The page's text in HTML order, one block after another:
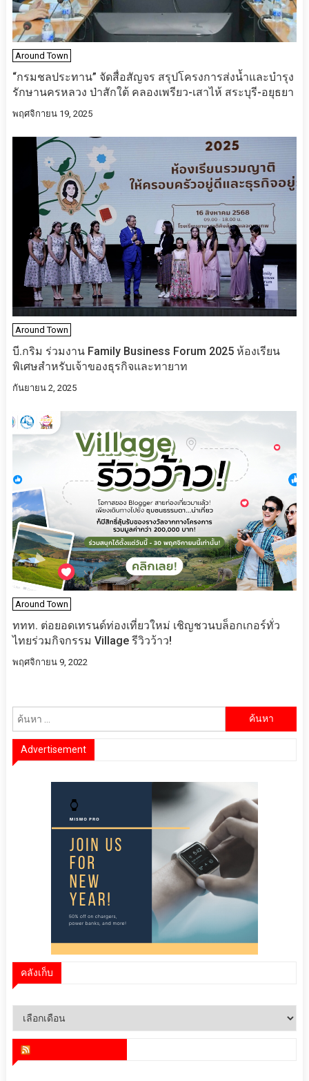
Around Town
“กรมชลประทาน” จัดสื่อสัญจร สรุปโครงการส่งน้ำและบำรุง
รักษานครหลวง ป่าสักใต้ คลองเพรียว-เสาไห้ สระบุรี-อยุธยา
พฤศจิกายน 19, 2025
Around Town
บี.กริม ร่วมงาน Family Business Forum 2025 ห้องเรียน
พิเศษสำหรับเจ้าของธุรกิจและทายาท
กันยายน 2, 2025
Around Town
ททท. ต่อยอดเทรนด์ท่องเที่ยวใหม่ เชิญชวนบล็อกเกอร์ทั่ว
ไทยร่วมกิจกรรม Village รีวิวว้าว!
พฤศจิกายน 9, 2022
Advertisement
คลังเก็บ
คลัง